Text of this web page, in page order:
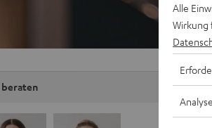
beraten
Alle
Wirkung
Analyse